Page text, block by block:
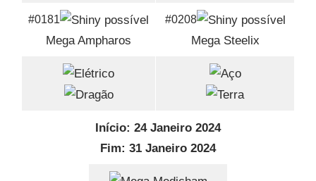
#0181
Mega Ampharos
#0208
Mega Steelix
Início: 24 Janeiro 2024
Fim: 31 Janeiro 2024